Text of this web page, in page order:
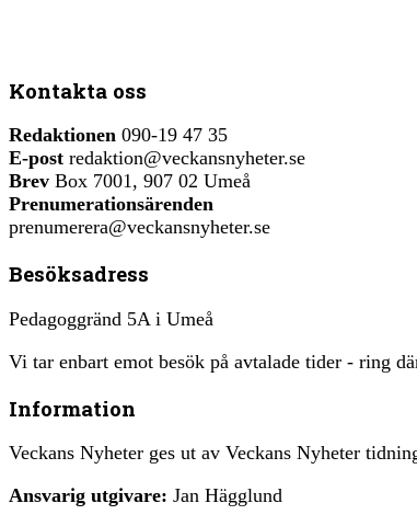
Kontakta oss
Redaktionen 090-19 47 35
E-post redaktion@veckansnyheter.se
Brev Box 7001, 907 02 Umeå
Prenumerationsärenden
prenumerera@veckansnyheter.se
Besöksadress
Pedagoggränd 5A i Umeå
Vi tar enbart emot besök på avtalade tider - ring
Information
Veckans Nyheter ges ut av Veckans Nyheter
Ansvarig utgivare: Jan Hägglund